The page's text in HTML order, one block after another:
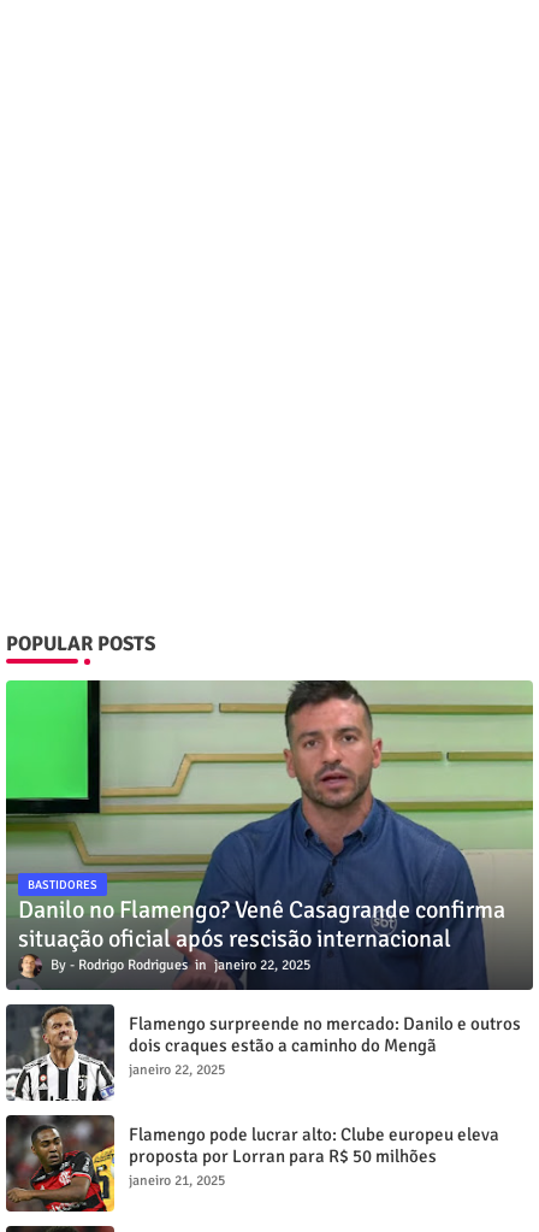
POPULAR POSTS
BASTIDORES
Danilo no Flamengo? Venê Casagrande confirma
situação oficial após rescisão internacional
Rodrigo Rodrigues janeiro 22, 2025
Flamengo surpreende no mercado: Danilo e outros
dois craques estão a caminho do Mengã
janeiro 22, 2025
Flamengo pode lucrar alto: Clube europeu eleva
proposta por Lorran para R$ 50 milhões
janeiro 21, 2025